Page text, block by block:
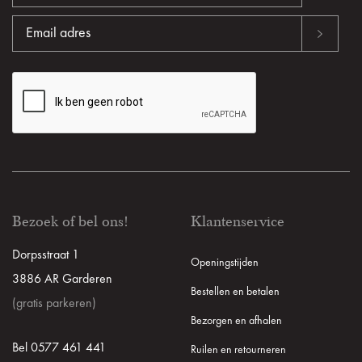
Bezoek of bel ons!
Dorpsstraat 1
3886 AR Garderen
(gratis parkeren)
Bel 0577 461 441
Klantenservice
Openingstijden
Bestellen en betalen
Bezorgen en afhalen
Ruilen en retourneren